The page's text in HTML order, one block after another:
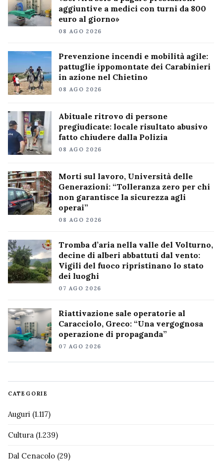
aggiuntive a medici con turni da 800
euro al giorno»
08 AGO 2026
Prevenzione incendi e mobilità agile:
pattuglie ippomontate dei Carabinieri
in azione nel Chietino
08 AGO 2026
Abituale ritrovo di persone
pregiudicate: locale risultato abusivo
fatto chiudere dalla Polizia
08 AGO 2026
Morti sul lavoro, Università delle
Generazioni: “Tolleranza zero per chi
non garantisce la sicurezza agli
operai”
08 AGO 2026
Tromba d’aria nella valle del Volturno,
decine di alberi abbattuti dal vento:
Vigili del fuoco ripristinano lo stato
dei luoghi
07 AGO 2026
Riattivazione sale operatorie al
Caracciolo, Greco: “Una vergognosa
operazione di propaganda”
07 AGO 2026
CATEGORIE
Auguri (1.117)
Cultura (1.239)
Dal Cenacolo (29)